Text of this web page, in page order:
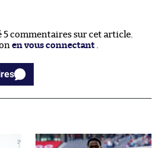
5 commentaires sur cet article.
en vous connectant